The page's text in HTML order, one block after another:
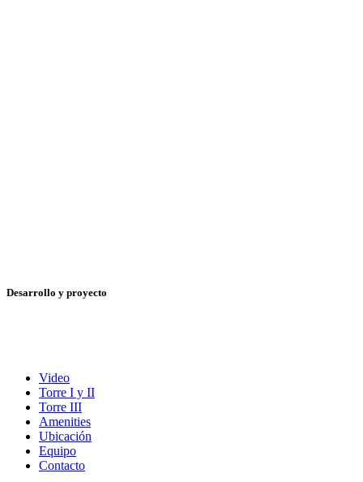
Desarrollo y proyecto
Video
Torre I y II
Torre III
Amenities
Ubicación
Equipo
Contacto